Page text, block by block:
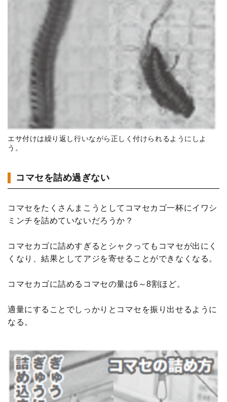
エサ付けは繰り返し行いながら正しく付けられるようにしよ
う。
コマセを詰め過ぎない
コマセをたくさんまこうとしてコマセカゴ一杯にイワシ
ミンチを詰めていないだろうか？
コマセカゴに詰めすぎるとシャクってもコマセが出にく
くなり、結果としてアジを寄せることができなくなる。
コマセカゴに詰めるコマセの量は6～8割ほど。
適量にすることでしっかりとコマセを振り出せるように
なる。